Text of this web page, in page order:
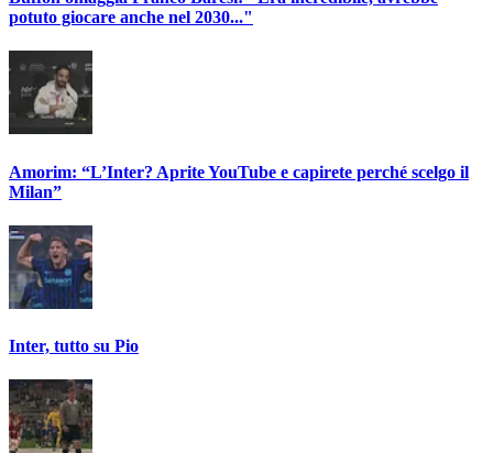
potuto giocare anche nel 2030..."
Amorim: “L’Inter? Aprite YouTube e capirete perché scelgo il
Milan”
Inter, tutto su Pio